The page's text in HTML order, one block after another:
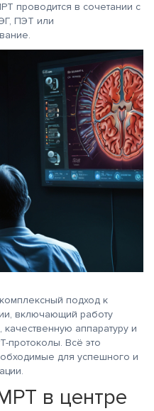
проводится в сочетании с
ПЭТ или
подход к
включающий работу
аппаратуру и
протоколы. Всё это
для успешного и
в центре